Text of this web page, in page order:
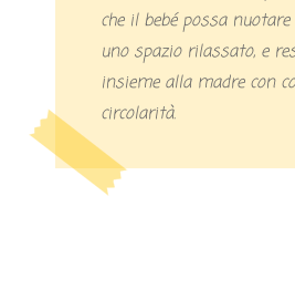
che il bebé possa nuotare
uno spazio rilassato, e
insieme alla madre con
circolarità.